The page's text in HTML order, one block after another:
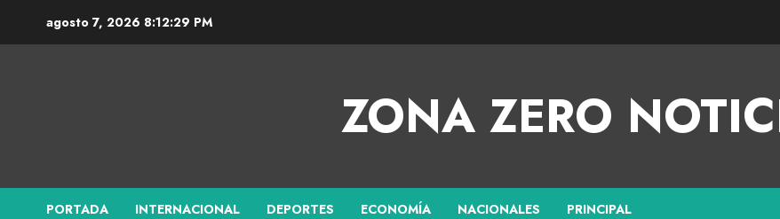
agosto 7, 2026 8:12:30 PM
ZONA ZERO
PORTADA INTERNACIONAL DEPORTES ECONOMÍA NACIONALES PRINCIPAL